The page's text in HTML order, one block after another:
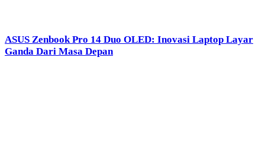
ASUS Zenbook Pro 14 Duo OLED: Inovasi Laptop Layar
Ganda Dari Masa Depan